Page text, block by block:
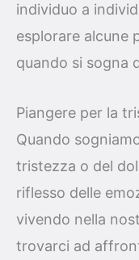
individuo a
esplorare alcune
quando si sogna
Piangere per la
Quando
tristezza o del
riflesso delle
vivendo nella
trovarci ad